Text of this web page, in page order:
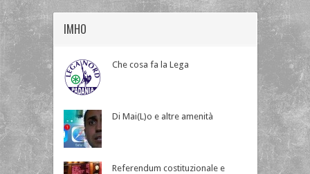
IMHO
Che cosa fa la Lega
Di Mai(L)o e altre amenità
Referendum costituzionale e